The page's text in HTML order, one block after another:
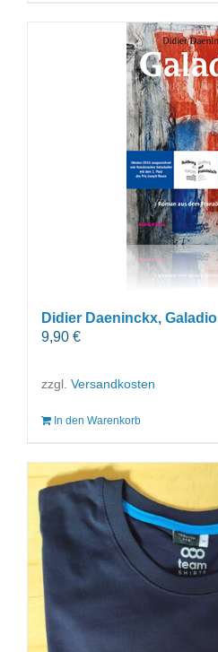
Didier Daeninckx, Galadio
9,90 €
zzgl. Versandkosten
In den Warenkorb